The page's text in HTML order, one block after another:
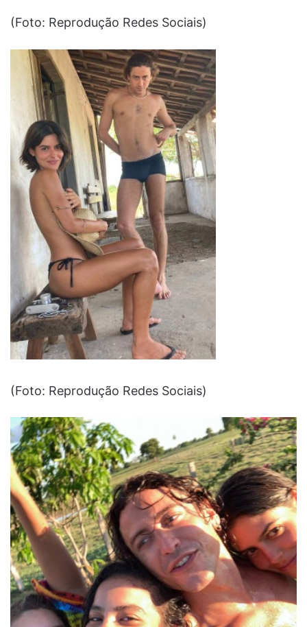
(Foto: Reprodução Redes Sociais)
(Foto: Reprodução Redes Sociais)